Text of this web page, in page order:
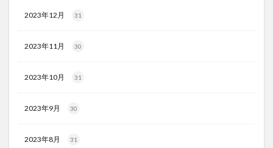
2023年12月 31
2023年11月 30
2023年10月 31
2023年9月 30
2023年8月 31